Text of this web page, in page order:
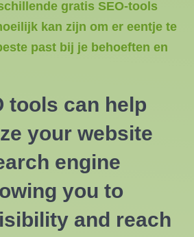
gratis SEO-tools
kan zijn om er eentje te
past bij je behoeften en
tools can help
your website
engine
you to
and reach